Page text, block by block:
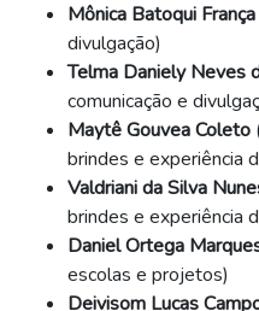
Mônica Batoqui França
divulgação)
Telma Daniely Neves
comunicação e
Maytê Gouvea Coleto
brindes e experiência
Valdriani da Silva
brindes e experiência
Daniel Ortega
escolas e projetos)
Deivisom Lucas